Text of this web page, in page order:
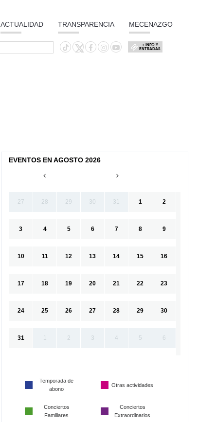
ACTUALIDAD TRANSPARENCIA MECENAZGO
+ INFO Y
ENTRADAS
EVENTOS EN AGOSTO 2026
27 28 29 30 31 1 2
3 4 5 6 7 8 9
10 11 12 13 14 15 16
17 18 19 20 21 22 23
24 25 26 27 28 29 30
31 1 2 3 4 5 6
Temporada de
abono
Otras actividades
Conciertos
Familiares
Conciertos
Extraordinarios